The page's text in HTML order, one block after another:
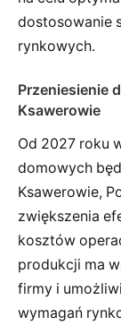
dostosowanie
rynkowych.
Przeniesienie
Ksawerowie
Od 2027 roku
domowych
Ksawerowie,
zwiększenia
kosztów
produkcji ma
firmy i
wymagań